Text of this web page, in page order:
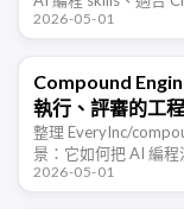
何改善 …
2026-05-01
Compound
執行、評審的工
整理 EveryInc/
景：它如何把 AI 編
澱，並適配 Claude …
2026-05-01